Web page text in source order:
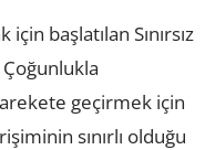
başlatılan Sınırsız
geçirmek için
sınırlı olduğu